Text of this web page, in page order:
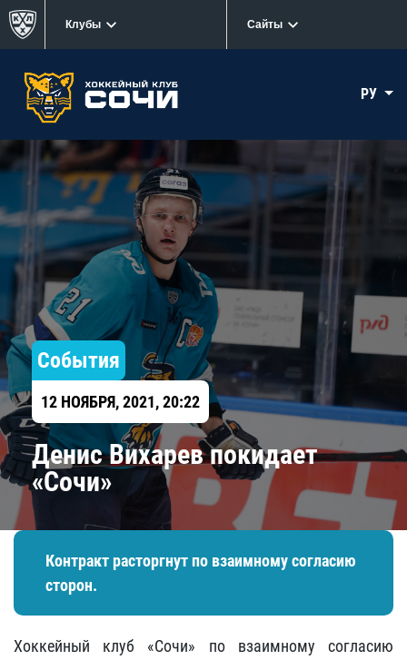
Клубы Сайты
РУ
События
12 НОЯБРЯ, 2021, 20:22
Денис Вихарев покидает
«Сочи»
Контракт расторгнут по взаимному согласию
сторон.
Хоккейный клуб «Сочи» по взаимному согласию